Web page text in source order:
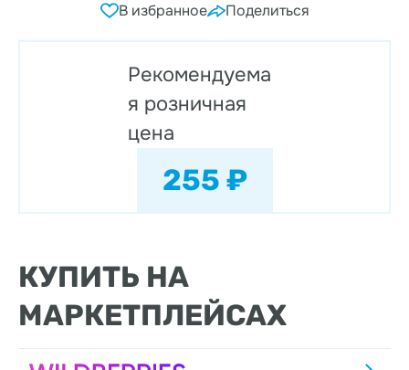
В избранное Поделиться
Рекомендуема
я розничная
цена
255 ₽
КУПИТЬ НА
МАРКЕТПЛЕЙСАХ